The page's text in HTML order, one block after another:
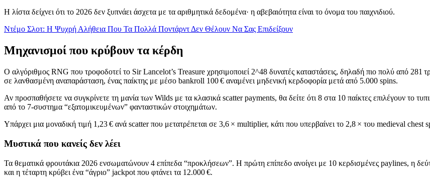
Η λίστα δείχνει ότι το 2026 δεν ξυπνάει άσχετα με τα αριθμητικά δεδομένα· η αβεβαιότητα είναι το όνομα του παιχνιδιού.
Ντέμο Σλοτ: Η Ψυχρή Αλήθεια Που Τα Πολλά Ποντάρντ Δεν Θέλουν Να Σας Επιδείξουν
Μηχανισμοί που κρύβουν τα κέρδη
Ο αλγόριθμος RNG που τροφοδοτεί το Sir Lancelot’s Treasure χρησιμοποιεί 2^48 δυνατές καταστάσεις, δηλαδή πιο πολύ από
σε λανθασμένη αναπαράσταση, ένας παίκτης με μέσο bankroll 100 € αναμένει μηδενική κερδοφορία μετά από 5.000 spins.
Αν προσπαθήσετε να συγκρίνετε τη μανία των Wilds με τα κλασικά scatter payments, θα δείτε ότι 8 στα 10 παίκτες επιλέγουν το
από το 7‑συστημα “εξατομικευμένων” φανταστικών στοιχημάτων.
Υπάρχει μια μοναδική τιμή 1,23 € ανά scatter που μετατρέπεται σε 3,6 × multiplier, κάτι που υπερβαίνει το 2,8 × του medieval
Μυστικά που κανείς δεν λέει
Τα θεματικά φρουτάκια 2026 ενσωματώνουν 4 επίπεδα “προκλήσεων”. Η πρώτη επίπεδο ανοίγει με 10 κερδισμένες paylines, η
και η τέταρτη κρύβει ένα “άγριο” jackpot που φτάνει τα 12.000 €.